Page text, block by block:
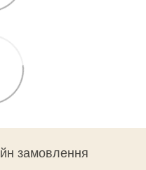
замовлення